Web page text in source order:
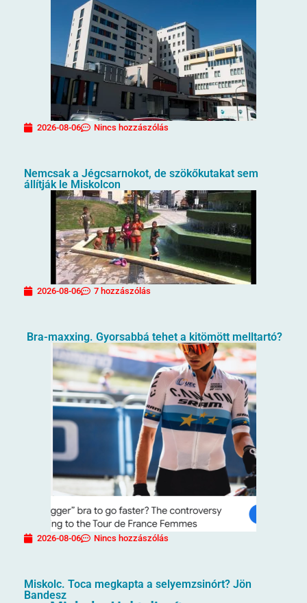
2026-08-06 Nincs hozzászólás
Nemcsak a Jégcsarnokot, de szökőkutakat sem
állítják le Miskolcon
2026-08-06 7 hozzászólás
Bra-maxxing. Gyorsabbá tehet a kitömött melltartó?
2026-08-06 Nincs hozzászólás
Miskolc. Toca megkapta a selyemzsinórt? Jön
Bandesz